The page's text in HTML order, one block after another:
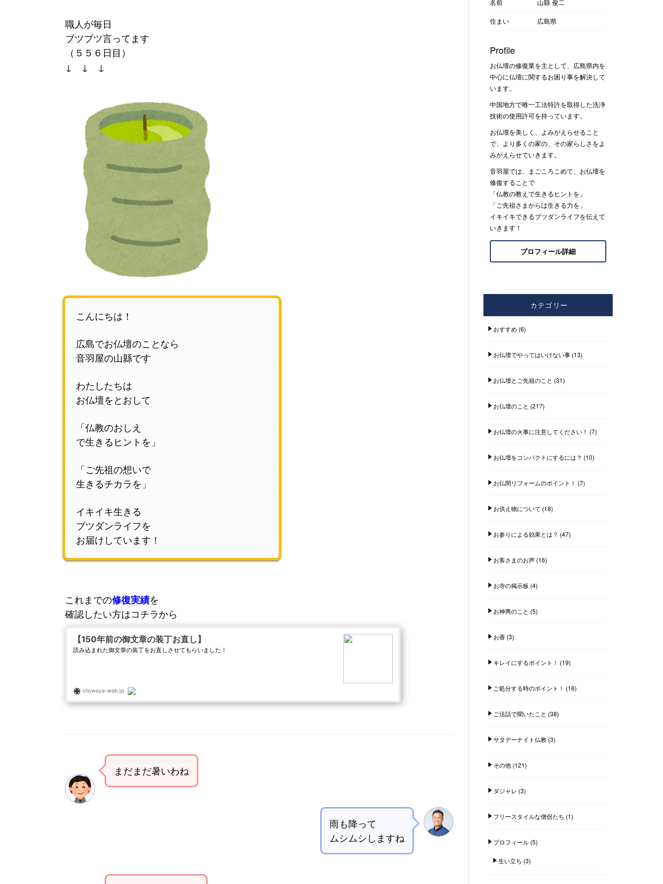
職人が毎日
ブツブツ言ってます
（５５６ 日目）
↓ ↓ ↓
こんにちは！
広島でお仏壇のことなら
音羽屋の山縣です
わたしたちは
お仏壇をとおして
「仏教のおしえ
で生きるヒントを」
「ご先祖の想いで
生きるチカラを」
イキイキ生きる
ブツダンライフを
お届けしています！
これまでの修復実績を
確認したい方はコチラから
まだまだ暑いわね
雨も降って
ムシムシしますね
名前
山縣 俊二
住まい
広島県
Profile
お仏壇の修復業を主として、広島県内を
中心に仏壇に関するお困り事を解決して
います。
中国地方で唯一工法特許を取得した洗浄
技術の使用許可を持っています。
お仏壇を美しく、よみがえらせること
で、より多くの家の、その家らしさをよ
みがえらせていきます。
音羽屋では、まごころこめて、お仏壇を
修復することで
「仏教の教えで生きるヒントを」
「ご先祖さまからは生きる力を」
イキイキできるブツダンライフを伝えて
いきます！
プロフィール詳細
カテゴリー
おすすめ (6)
お仏壇でやってはいけない事(13)
お仏壇とご先祖のこと (31)
お仏壇のこと (217)
お仏壇の火事に注意してください！ (7)
お仏壇をコンパクトにするには？ (10)
お仏間リフォームのポイント！ (7)
お供え物について (18)
お参りによる効果とは？ (47)
お客さまのお声(16)
お寺の掲示板 (4)
お神輿のこと (5)
お香(3)
キレイにするポイント！ (19)
ご処分する時のポイント！ (16)
ご法話で聞いたこと (38)
サタデーナイト仏教(3)
その他(121)
ダジャレ (3)
フリースタイルな僧侶たち (1)
プロフィール(5)
生い立ち (3)